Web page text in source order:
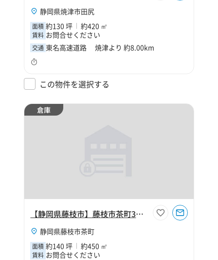
静岡県焼津市田尻
面積 約130 坪 約420 ㎡
賃料 お問合せください
交通 東名高速道路 焼津より 約8.00km
この物件を選択する
倉庫
【静岡県藤枝市】藤枝市茶町3丁目140坪倉庫
静岡県藤枝市茶町
面積 約140 坪 約450 ㎡
賃料 お問合せください